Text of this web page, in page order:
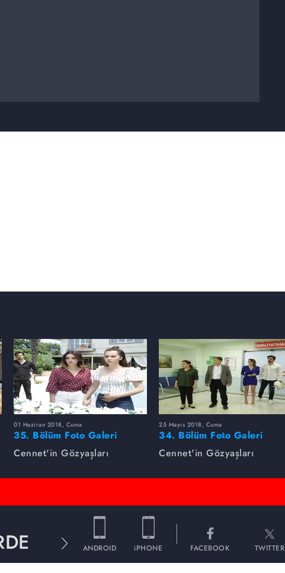
01 Haziran 2018, Cuma
35. Bölüm Foto Galeri
Cennet'in Gözyaşları
25 Mayıs 2018, Cuma
34. Bölüm Foto Galeri
Cennet'in Gözyaşları
ANDROID iPHONE FACEBOOK TWITTER